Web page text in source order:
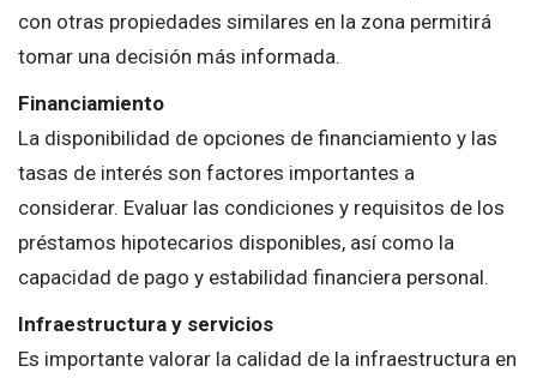
con otras propiedades similares en la zona permitirá
tomar una decisión más informada.
Financiamiento
La disponibilidad de opciones de financiamiento y las
tasas de interés son factores importantes a
considerar. Evaluar las condiciones y requisitos de los
préstamos hipotecarios disponibles, así como la
capacidad de pago y estabilidad financiera personal.
Infraestructura y servicios
Es importante valorar la calidad de la infraestructura en